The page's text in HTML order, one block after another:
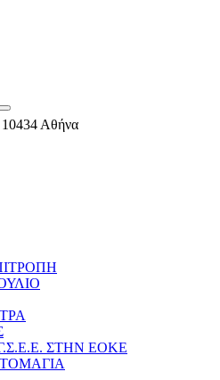
10434 Αθήνα
ΣΤΗΝ ΕΟΚΕ